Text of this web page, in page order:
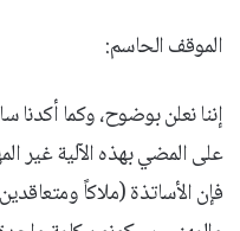
الموقف الحاسم:
إننا نعلن بوضوح، وكما أكدنا
على المضي بهذه الآلية غير
فإن الأساتذة (ملاكاً